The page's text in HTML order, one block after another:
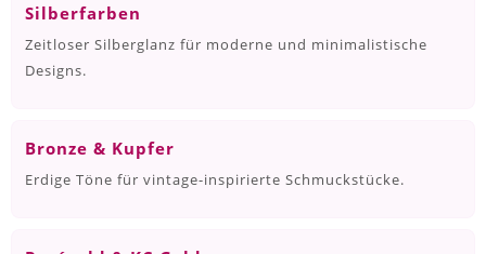
Silberfarben
Zeitloser Silberglanz für moderne und minimalistische
Designs.
Bronze & Kupfer
Erdige Töne für vintage-inspirierte Schmuckstücke.